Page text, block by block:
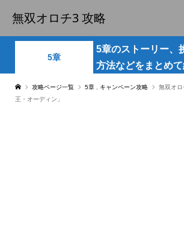
無双オロチ3 攻略
5章
5章のストーリー、
方法などをまとめ
攻略ページ一覧 5章 キャンペーン攻略
無双オ
王・オーディン」